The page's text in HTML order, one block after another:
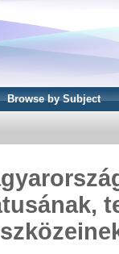
Browse by Subject